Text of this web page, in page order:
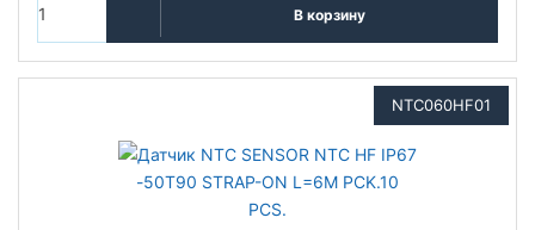
В корзину
NTC060HF01